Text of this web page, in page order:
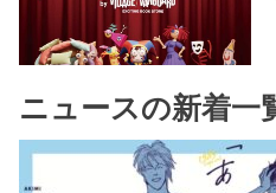
ニュースの新着一